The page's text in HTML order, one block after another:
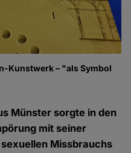
Kunstwerk – "als Symbol
Münster sorgte in den
mit seiner
Missbrauchs